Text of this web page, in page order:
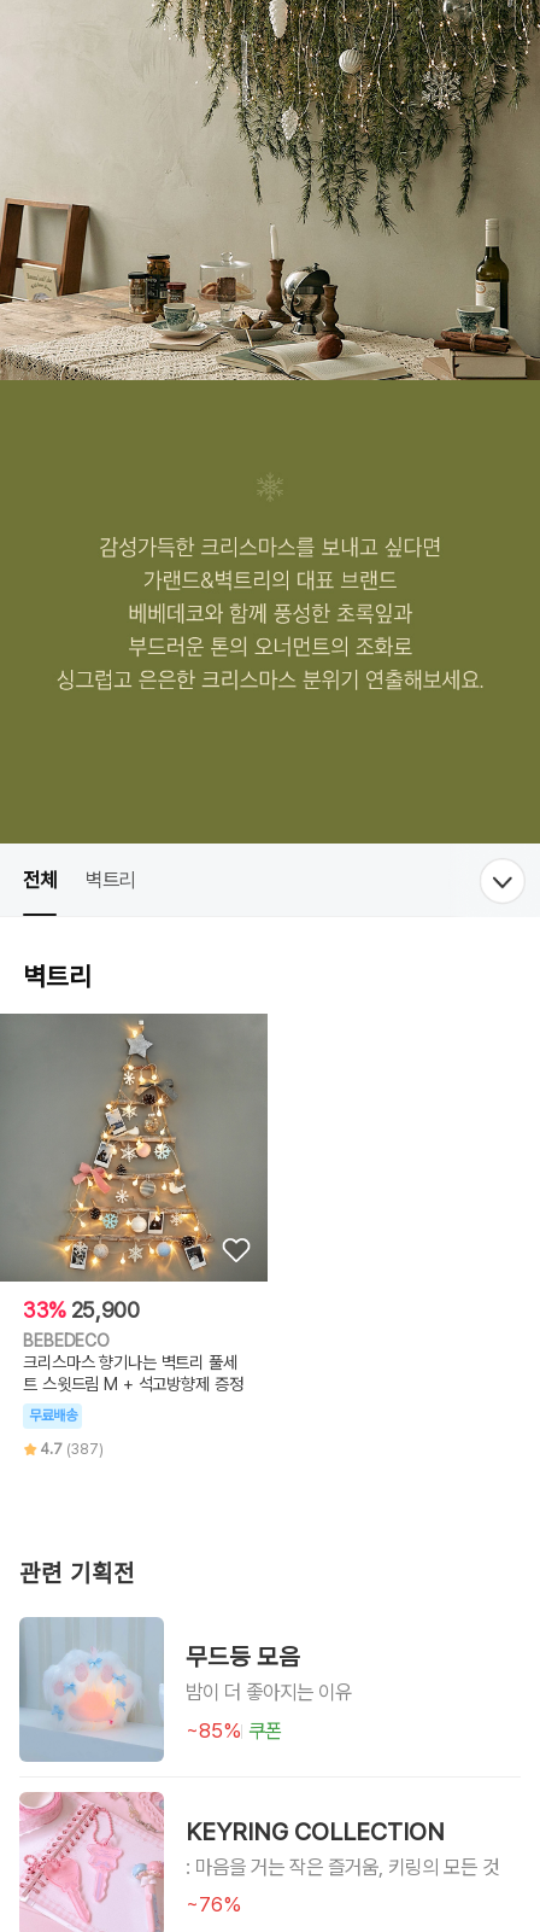
전체 벽트리
벽트리
33% 25,900
BEBEDECO
크리스마스 향기나는 벽트리 풀세
트 스윗드림 M + 석고방향제 증정
무료배송
4.7 (387)
관련 기획전
무드등 모음
밤이 더 좋아지는 이유
~85% 쿠폰
KEYRING COLLECTION
: 마음을 거는 작은 즐거움, 키링의 모든 것
~76%